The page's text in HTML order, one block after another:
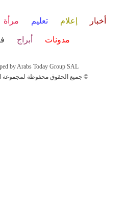
أخبار إعلام تعليم مرأة
مدونات أبراج
by Arabs Today Group SAL
جميع الحقوق محفوظة لمجموعة العرب اليوم الاعلامية 2025 ©